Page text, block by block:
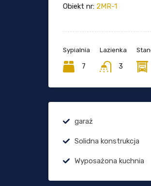
Obiekt nr: 2MR-1
Sypialnia
7
Lazienka
3
garaż
Solidna konstrukcja
Wyposażona kuchnia